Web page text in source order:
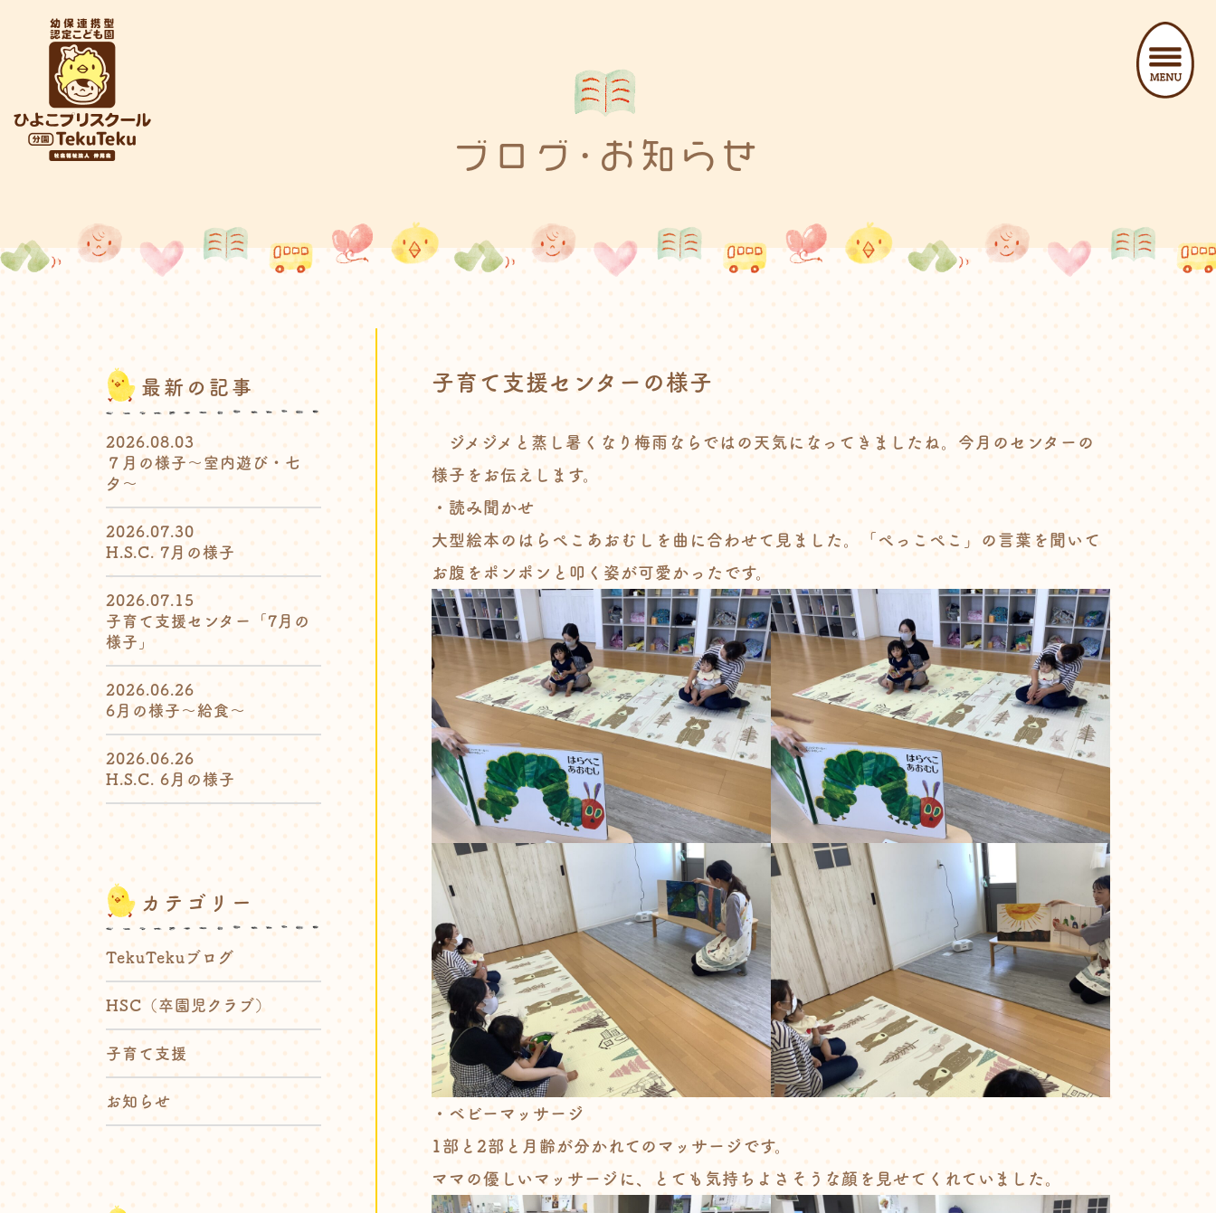
ブログ･お知らせ
子育て支援センターの様子
ジメジメと蒸し暑くなり梅雨ならではの天気になってきましたね。今月のセンターの
様子をお伝えします。
・読み聞かせ
大型絵本のはらぺこあおむしを曲に合わせて見ました。「ぺっこぺこ」の言葉を聞いて
お腹をポンポンと叩く姿が可愛かったです。
・ベビーマッサージ
1部と2部と月齢が分かれてのマッサージです。
ママの優しいマッサージに、とても気持ちよさそうな顔を見せてくれていました。
最新の記事
2026.08.03
７月の様子〜室内遊び・七
夕〜
2026.07.30
H.S.C. 7月の様子
2026.07.15
子育て支援センター「7月の
様子」
2026.06.26
6月の様子〜給食〜
2026.06.26
H.S.C. 6月の様子
カテゴリー
TekuTekuブログ
HSC（卒園児クラブ）
子育て支援
お知らせ